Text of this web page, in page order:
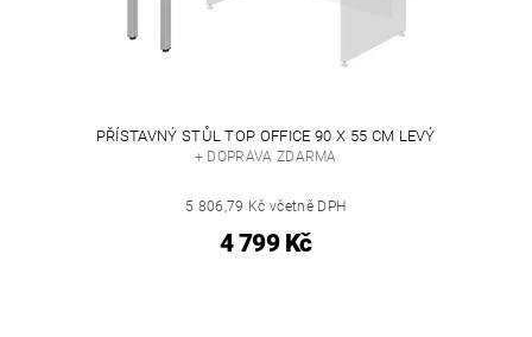
PŘÍSTAVNÝ STŮL TOP OFFICE 90 X 55 CM LEVÝ
+ DOPRAVA ZDARMA
5 806,79 Kč včetně DPH
4 799 Kč